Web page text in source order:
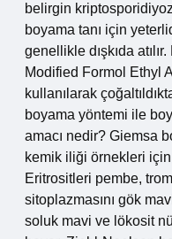
belirgin
boyama tanı için
genellikle dışkıda
Modified Formol Ethyl
kullanılarak
boyama yöntemi ile
amacı nedir? Giemsa
kemik iliği örnekleri için
Eritrositleri pembe,
sitoplazmasını gök
soluk mavi ve lökosit